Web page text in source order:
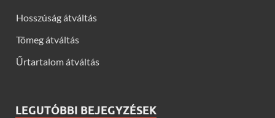
Hosszúság átváltás
Tömeg átváltás
Űrtartalom átváltás
LEGUTÓBBI BEJEGYZÉSEK